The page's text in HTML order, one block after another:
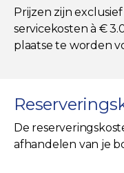
Prijzen zijn
servicekosten à €
plaatse te worden
De
afhandelen van je